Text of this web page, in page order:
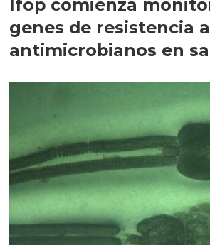
Ifop comienza
genes de resistencia
antimicrobianos en